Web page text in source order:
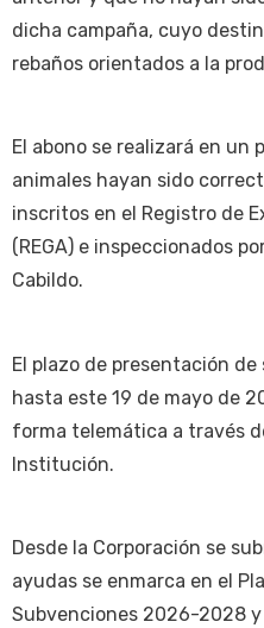
dicha campaña, cuyo
rebaños orientados a la
El abono se realizará en un
animales hayan sido
inscritos en el Registro de
(REGA) e inspeccionados
Cabildo.
El plazo de presentación
hasta este 19 de mayo de
forma telemática a través
Institución.
Desde la Corporación se
ayudas se enmarca en el
Subvenciones 2026-2028